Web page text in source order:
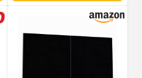
flache Ofenabdeckung,